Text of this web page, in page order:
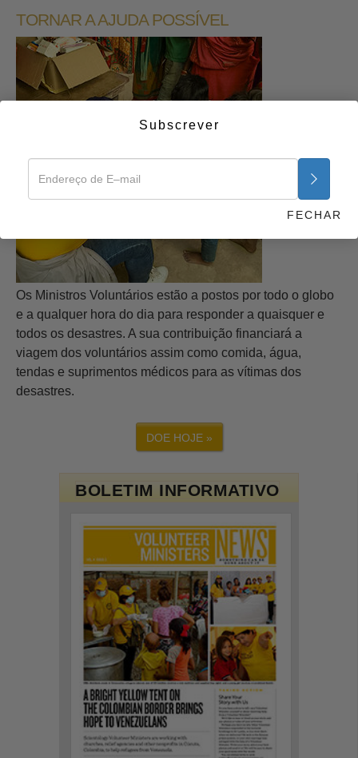
TORNAR A AJUDA POSSÍVEL
Os Ministros Voluntários estão a postos por todo o globo
e a qualquer hora do dia para responder a quaisquer e
todos os desastres. A sua contribuição financiará a
viagem dos voluntários assim como comida, água,
tendas e suprimentos médicos para as vítimas dos
desastres.
DOE HOJE »
BOLETIM INFORMATIVO
Subscrever
FECHAR